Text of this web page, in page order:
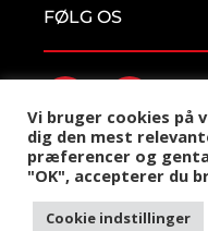
FØLG OS
©2021
Designet og
Vi bruger cookies på
dig den mest
præferencer og
"OK", accepterer du
Cookie indstillinger